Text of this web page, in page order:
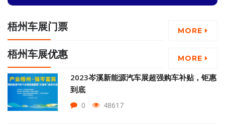
梧州车展门票 MORE
梧州车展优惠 MORE
2023岑溪新能源汽车展超强购车补贴，钜惠
到底
0 48617